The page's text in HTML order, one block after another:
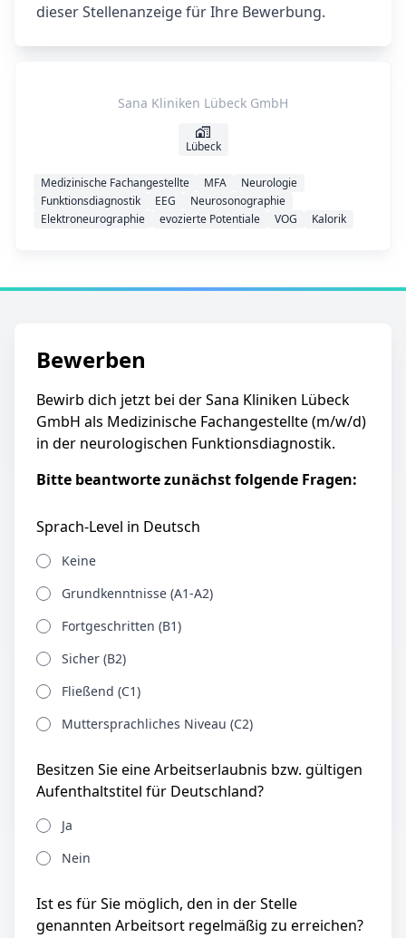
dieser Stellenanzeige für Ihre Bewerbung.
Sana Kliniken Lübeck GmbH
Lübeck
Medizinische Fachangestellte MFA
Neurologie
Funktionsdiagnostik
EEG
Neurosonographie
Elektroneurographie
evozierte Potentiale VOG Kalorik
Bewerben
Bewirb dich jetzt bei der Sana Kliniken Lübeck
GmbH als Medizinische Fachangestellte (m/w/d)
in der neurologischen Funktionsdiagnostik.
Bitte beantworte zunächst folgende Fragen:
Sprach-Level in Deutsch
Keine
Grundkenntnisse (A1-A2)
Fortgeschritten (B1)
Sicher (B2)
Fließend (C1)
Muttersprachliches Niveau (C2)
Besitzen Sie eine Arbeitserlaubnis bzw. gültigen
Aufenthaltstitel für Deutschland?
Ja
Nein
Ist es für Sie möglich, den in der Stelle
genannten Arbeitsort regelmäßig zu erreichen?